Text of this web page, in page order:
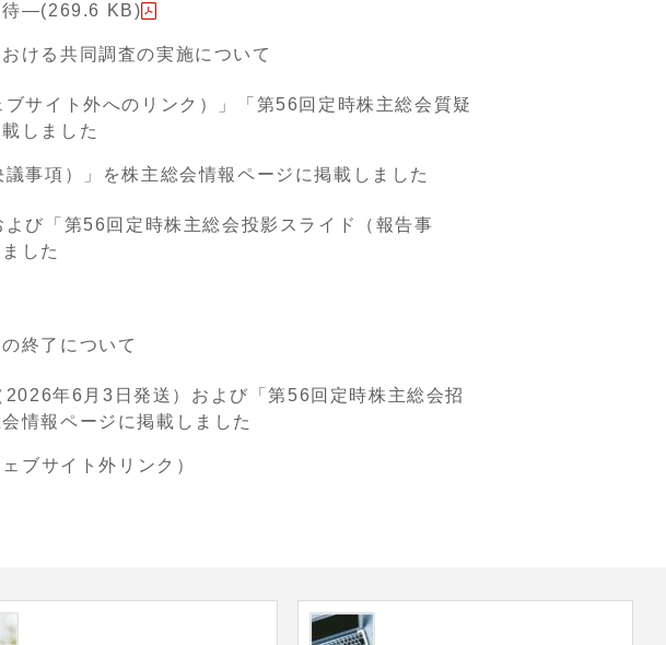
待―(269.6 KB)
ける共同調査の実施について
サイト外へのリンク）」「第56回定時株主総会質疑
しました
事項）」を株主総会情報ページに掲載しました
び「第56回定時株主総会投影スライド（報告事
した
終了について
2026年6月3日発送）および「第56回定時株主総会招
情報ページに掲載しました
ブサイト外リンク）